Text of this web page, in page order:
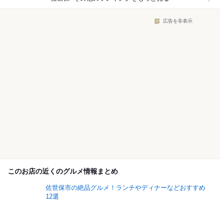
広告を非表示
このお店の近くのグルメ情報まとめ
佐世保市の絶品グルメ！ランチやディナーなどおすすめ
12選